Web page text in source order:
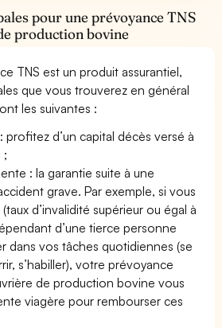
pour une prévoyance TNS
production bovine
TNS est un produit assurantiel,
que vous trouverez en général
les suivantes :
profitez d’un capital décès versé à
;
: la garantie suite à une
grave. Par exemple, si vous
d’invalidité supérieur ou égal à
d’une tierce personne
dans vos tâches quotidiennes (se
s’habiller), votre prévoyance
de production bovine vous
viagère pour rembourser ces